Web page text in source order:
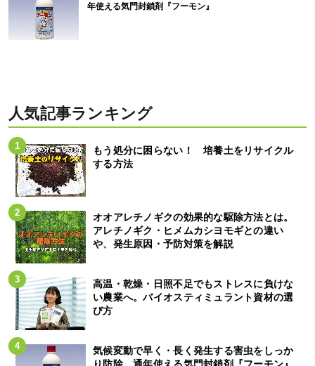
年使える気門封鎖剤『フーモン』
人気記事ランキング
もう処分に困らない！ 培養土をリサイクル
する方法
オオアレチノギクの効果的な駆除方法とは。
アレチノギク・ヒメムカシヨモギとの違い
や、発生原因・予防対策を解説
高温・乾燥・日照不足でもストレスに負けな
い農業へ。バイオスティミュラント資材の選
び方
気候変動で早く・長く発生する害虫をしっか